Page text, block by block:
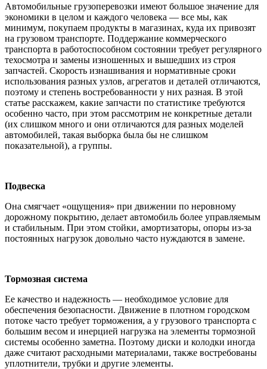
Автомобильные грузоперевозки имеют большое значение для
экономики в целом и каждого человека — все мы, как
минимум, покупаем продукты в магазинах, куда их привозят
на грузовом транспорте. Поддержание коммерческого
транспорта в работоспособном состоянии требует регулярного
техосмотра и замены изношенных и вышедших из строя
запчастей. Скорость изнашивания и нормативные сроки
использования разных узлов, агрегатов и деталей отличаются,
поэтому и степень востребованности у них разная. В этой
статье расскажем, какие запчасти по статистике требуются
особенно часто, при этом рассмотрим не конкретные детали
(их слишком много и они отличаются для разных моделей
автомобилей, такая выборка была бы не слишком
показательной), а группы.
Подвеска
Она смягчает «ощущения» при движении по неровному
дорожному покрытию, делает автомобиль более управляемым
и стабильным. При этом стойки, амортизаторы, опоры из-за
постоянных нагрузок довольно часто нуждаются в замене.
Тормозная система
Ее качество и надежность — необходимое условие для
обеспечения безопасности. Движение в плотном городском
потоке часто требует торможения, а у грузового транспорта с
большим весом и инерцией нагрузка на элементы тормозной
системы особенно заметна. Поэтому диски и колодки иногда
даже считают расходными материалами, также востребованы
уплотнители, трубки и другие элементы.